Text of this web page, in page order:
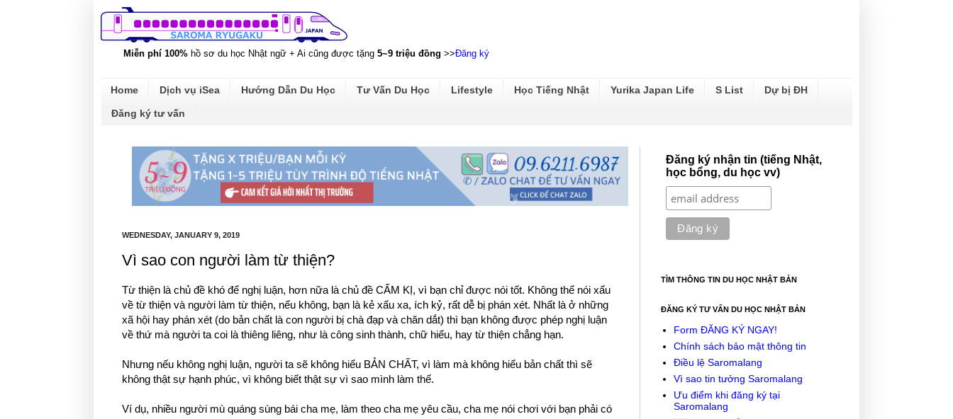
Miễn phí 100% hồ sơ du học Nhật ngữ + Ai cũng được tặng 5~9 triệu đồng >>Đăng ký
Home Dịch vụ iSea Hướng Dẫn Du Học Tư Vấn Du Học Lifestyle Học Tiếng Nhật Yurika Japan Life S List Dự bị ĐH
Đăng ký tư vấn
WEDNESDAY, JANUARY 9, 2019
Vì sao con người làm từ thiện?
Từ thiện là chủ đề khó để nghị luận, hơn nữa là chủ đề CẤM KỊ, vì bạn chỉ được nói tốt. Không thể nói xấu
về từ thiện và người làm từ thiện, nếu không, bạn là kẻ xấu xa, ích kỷ, rất dễ bị phán xét. Nhất là ở những
xã hội hay phán xét (do bản chất là con người bị chà đạp và chăn dắt) thì bạn không được phép nghị luận
về thứ mà người ta coi là thiêng liêng, như là công sinh thành, chữ hiếu, hay từ thiện chẳng hạn.
Nhưng nếu không nghị luận, người ta sẽ không hiểu BẢN CHẤT, vì làm mà không hiểu bản chất thì sẽ
không thật sự hạnh phúc, vì không biết thật sự vì sao mình làm thế.
Ví dụ, nhiều người mù quáng sùng bái cha mẹ, làm theo cha mẹ yêu cầu, cha mẹ nói chơi với bạn phải có
Đăng ký nhận tin (tiếng Nhật,
học bổng, du học vv)
TÌM THÔNG TIN DU HỌC NHẬT BẢN
ĐĂNG KÝ TƯ VẤN DU HỌC NHẬT BẢN
Form ĐĂNG KÝ NGAY!
Chính sách bảo mật thông tin
Điều lệ Saromalang
Vì sao tin tưởng Saromalang
Ưu điểm khi đăng ký tại
Saromalang